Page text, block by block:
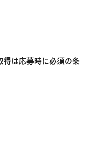
は応募時に必須の条